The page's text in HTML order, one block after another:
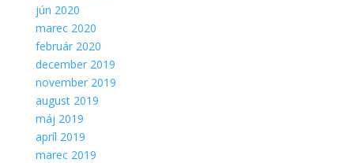
jún 2020
marec 2020
február 2020
december 2019
november 2019
august 2019
máj 2019
apríl 2019
marec 2019